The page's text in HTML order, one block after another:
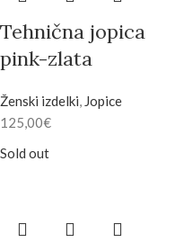
Tehnična jopica
pink-zlata
Ženski izdelki, Jopice
125,00€
Sold out